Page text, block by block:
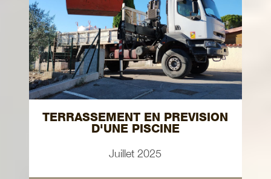
TERRASSEMENT EN PREVISION
D'UNE PISCINE
Juillet 2025